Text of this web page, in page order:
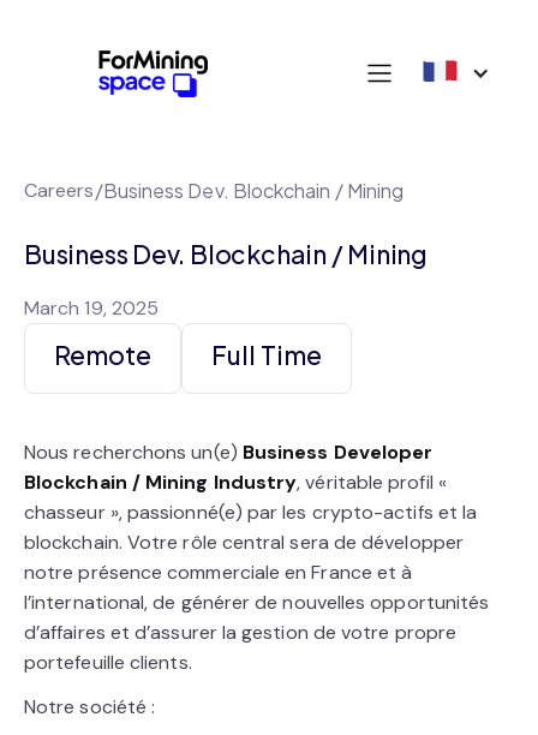
Careers/Business Dev. Blockchain / Mining
Business Dev. Blockchain / Mining
Remote Full Time
March 19, 2025
Nous recherchons un(e) Business Developer
Blockchain / Mining Industry, véritable profil «
chasseur », passionné(e) par les crypto-actifs et la
blockchain. Votre rôle central sera de développer
notre présence commerciale en France et à
l’international, de générer de nouvelles opportunités
d’affaires et d’assurer la gestion de votre propre
portefeuille clients.
Notre société :